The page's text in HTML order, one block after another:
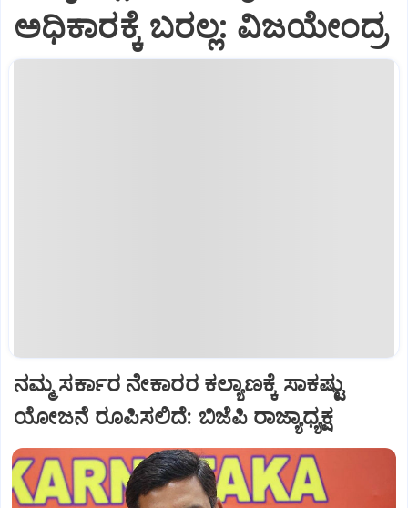
ಅಧಿಕಾರಕ್ಕೆ ಬರಲ್ಲ: ವಿಜಯೇಂದ್ರ
ನಮ್ಮ ಸರ್ಕಾರ ನೇಕಾರರ ಕಲ್ಯಾಣಕ್ಕೆ ಸಾಕಷ್ಟು
ಯೋಜನೆ ರೂಪಿಸಲಿದೆ: ಬಿಜೆಪಿ ರಾಜ್ಯಾಧ್ಯಕ್ಷ